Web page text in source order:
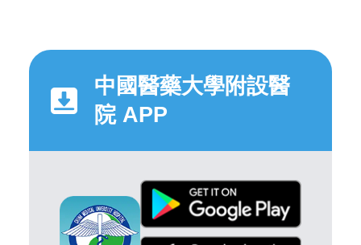
中國醫藥大學附設醫
院 APP